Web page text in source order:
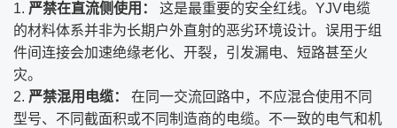
严禁在直流侧使用：
​ 这是最重要的安全红线。YJV电缆
的材料体系并非为长期户外直射的恶劣环境设计。误用于组
件间连接会加速绝缘老化、开裂，引发漏电、短路甚至火
灾。
严禁混用电缆：
​ 在同一交流回路中，不应混合使用不同
型号、不同截面积或不同制造商的电缆。不一致的电气和机